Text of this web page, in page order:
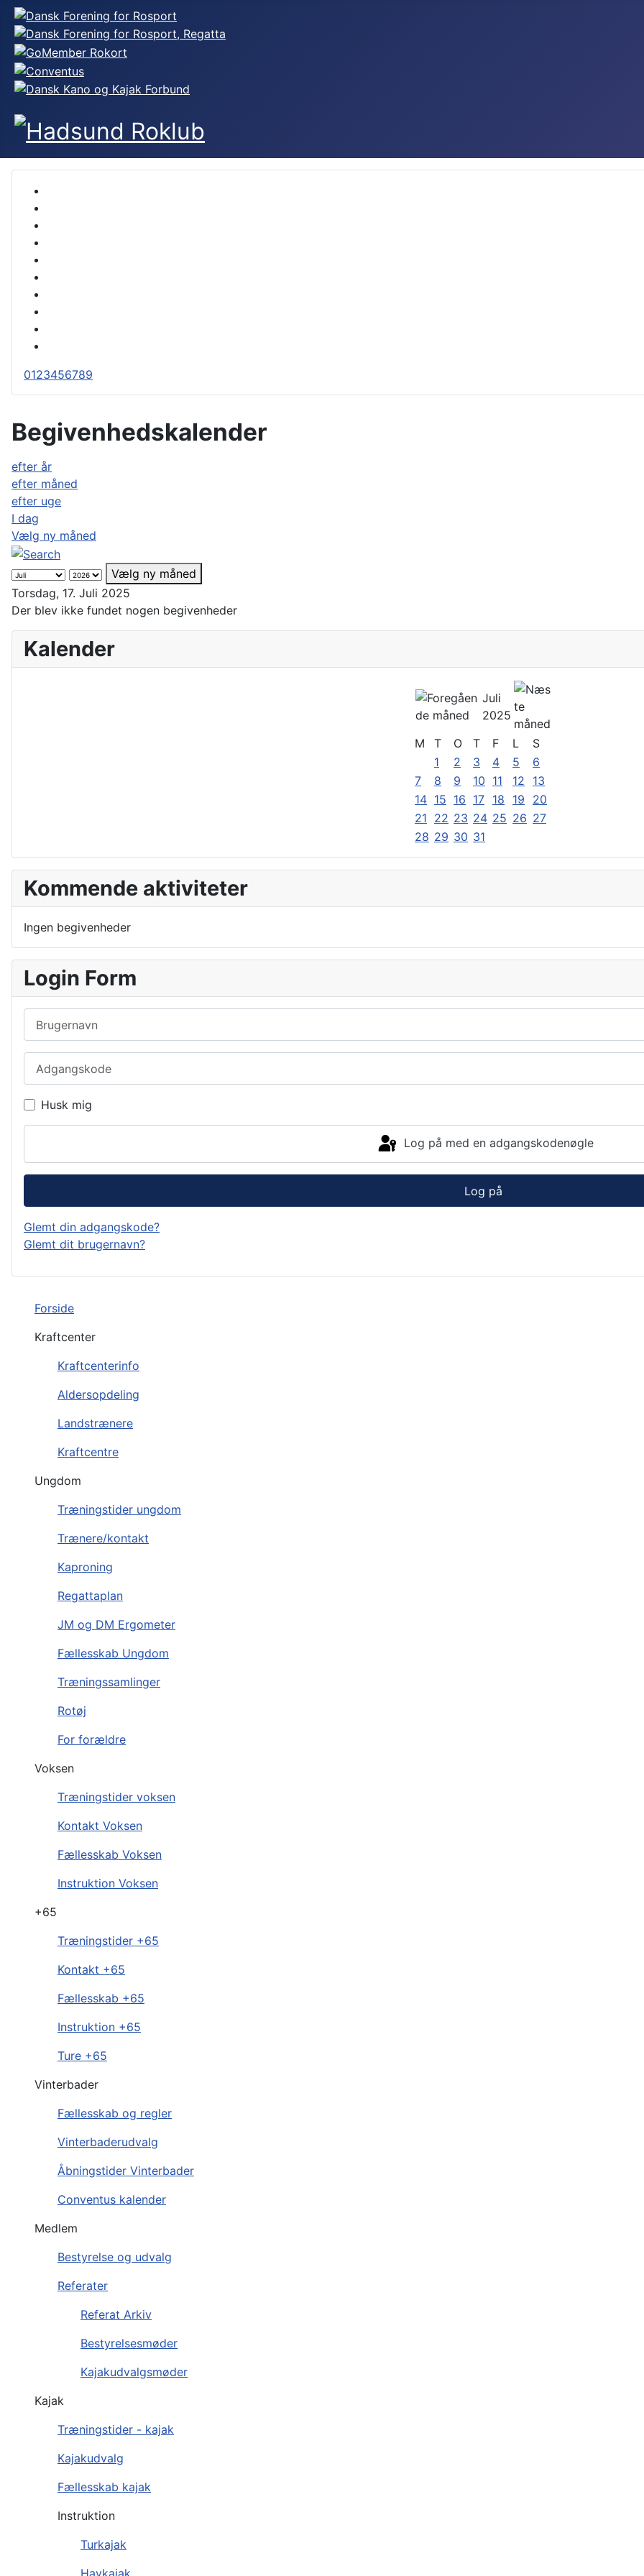
Forside
Kraftcenter
Kraftcenterinfo
Aldersopdeling
Landstrænere
Kraftcentre
Ungdom
Træningstider ungdom
Trænere/kontakt
Kaproning
Regattaplan
JM og DM Ergometer
Fællesskab Ungdom
Træningssamlinger
Rotøj
For forældre
Voksen
Træningstider voksen
Kontakt Voksen
Fællesskab Voksen
Instruktion Voksen
+65
Træningstider +65
Kontakt +65
Fællesskab +65
Instruktion +65
Ture +65
Vinterbader
Fællesskab og regler
Vinterbaderudvalg
Åbningstider Vinterbader
Conventus kalender
Medlem
Bestyrelse og udvalg
Referater
Referat Arkiv
Bestyrelsesmøder
Kajakudvalgsmøder
Kajak
Træningstider - kajak
Kajakudvalg
Fællesskab kajak
Instruktion
Turkajak
0123456789
Begivenhedskalender
efter år
efter måned
efter uge
I dag
Vælg ny måned
Vælg ny måned
Torsdag, 17. Juli 2025
Der blev ikke fundet nogen begivenheder
Kalender
Juli
2025
M
T O T F L
S
1
2 3 4 5
6
7
8 9 10 11 12
13
14 15 16 17 18 19
20
21 22 23 24 25 26 27
28 29 30 31
Kommende aktiviteter
Ingen begivenheder
Login Form
Husk mig
Log på med en adgangskodenøgle
Log på
Glemt din adgangskode?
Glemt dit brugernavn?